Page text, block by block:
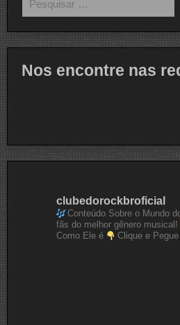
por:
Nos encontre nas
clubedorockbroficial
Conteúdo Sobre o Mundo
fãs do melhor gênero musical!
Como Ele é
Clique e